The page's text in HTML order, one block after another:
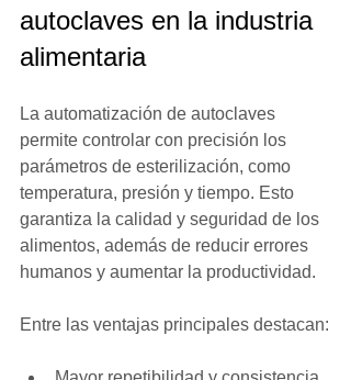
autoclaves en la industria
alimentaria
La automatización de autoclaves
permite controlar con precisión los
parámetros de esterilización, como
temperatura, presión y tiempo. Esto
garantiza la calidad y seguridad de los
alimentos, además de reducir errores
humanos y aumentar la productividad.
Entre las ventajas principales destacan: